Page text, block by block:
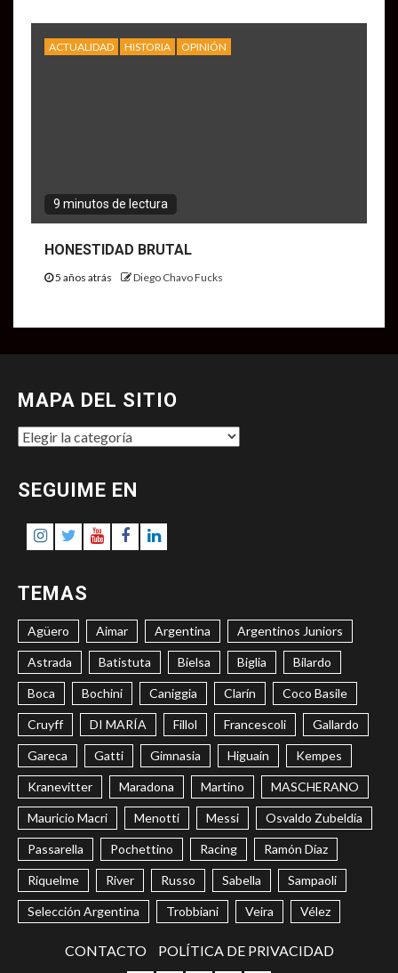
ACTUALIDAD HISTORIA OPINIÓN
9 minutos de lectura
HONESTIDAD BRUTAL
5 años atrás Diego Chavo Fucks
MAPA DEL SITIO
MAPA
SITIO
SEGUIME EN
Instagram
Twitter
Youtube
Facebook
LinkedIn
TEMAS
Agüero Aimar Argentina Argentinos Juniors
Astrada Batistuta Bielsa Biglia Bilardo
Boca Bochini Caniggia Clarín Coco Basile
Cruyff DI MARÍA Fillol Francescoli Gallardo
Gareca Gatti Gimnasia Higuaín Kempes
Kranevitter Maradona Martino MASCHERANO
Mauricio Macri Menotti Messi Osvaldo Zubeldía
Passarella Pochettino Racing Ramón Díaz
Riquelme River Russo Sabella Sampaoli
Selección Argentina Trobbiani Veira Vélez
CONTACTO POLÍTICA DE PRIVACIDAD